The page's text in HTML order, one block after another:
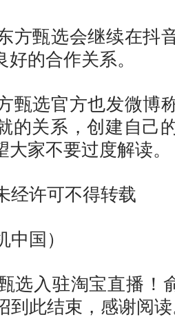
甄选会继续在抖
的合作关系。
方也发微博称
的关系，创建自己
家不要过度解读。
许可不得转载
中国）
入驻淘宝直播！
到此结束，感谢阅